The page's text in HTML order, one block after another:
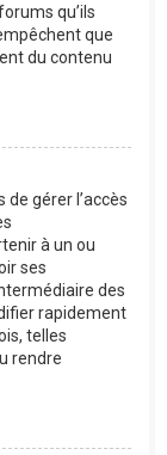
qu’ils
que
du contenu
gérer l’accès
à un ou
ses
des
rapidement
telles
rendre